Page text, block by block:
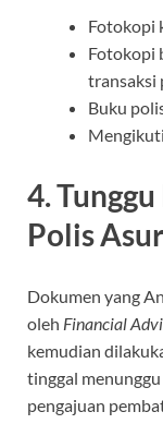
Fotokopi
Fotokopi
transaksi
Buku
4.
Polis
Dokumen yang
oleh Financial
kemudian
tinggal
pengajuan